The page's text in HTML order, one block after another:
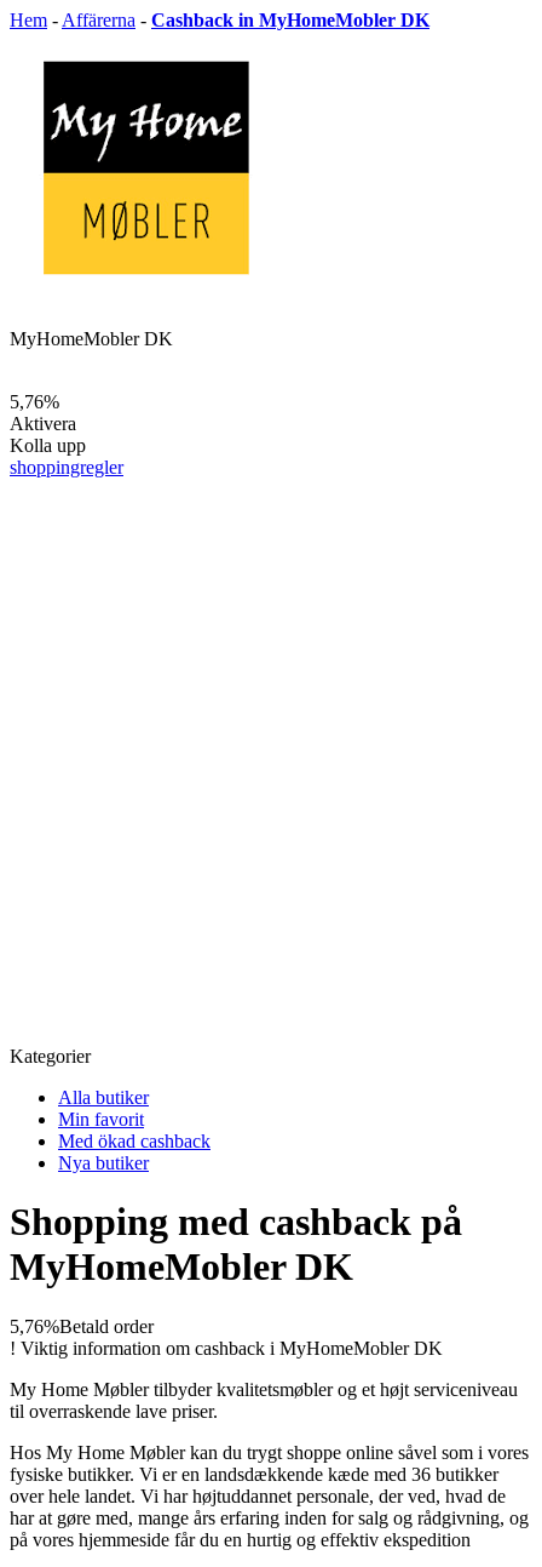
Hem - Affärerna - Cashback in MyHomeMobler DK
MyHomeMobler DK
5,76%
Aktivera
Kolla upp
shoppingregler
Kategorier
Alla butiker
Min favorit
Med ökad cashback
Nya butiker
Shopping med cashback på
MyHomeMobler DK
5,76%Betald order
! Viktig information om cashback i MyHomeMobler DK
My Home Møbler tilbyder kvalitetsmøbler og et højt serviceniveau
til overraskende lave priser.
Hos My Home Møbler kan du trygt shoppe online såvel som i vores
fysiske butikker. Vi er en landsdækkende kæde med 36 butikker
over hele landet. Vi har højtuddannet personale, der ved, hvad de
har at gøre med, mange års erfaring inden for salg og rådgivning, og
på vores hjemmeside får du en hurtig og effektiv ekspedition